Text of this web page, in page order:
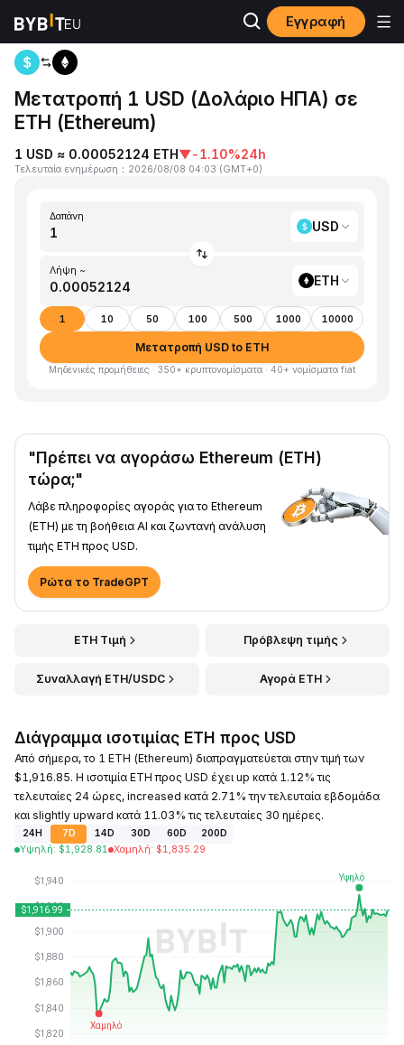
Εγγραφή
Αρχική USD to ETH
Μετατροπή 1 USD (Δολάριο ΗΠΑ) σε
ETH (Ethereum)
1 USD ≈ 0.00052124 ETH▼-1.10%24h
Τελευταία ενημέρωση ： 2026/08/08 04:03 (GMT+0)
Δαπάνη
USD
Λήψη ~
ETH
1 10 50 100 500 1000 10000
Μετατροπή USD to ETH
Μηδενικές προμήθειες · 350+ κρυπτονομίσματα · 40+ νομίσματα fiat
"Πρέπει να αγοράσω Ethereum (ETH)
τώρα;"
Λάβε πληροφορίες αγοράς για το Ethereum
(ETH) με τη βοήθεια AI και ζωντανή ανάλυση
τιμής ETH προς USD.
Ρώτα το TradeGPT
ETH Τιμή Πρόβλεψη τιμής
Συναλλαγή ETH/USDC Αγορά ETH
Διάγραμμα ισοτιμίας ETH προς USD
Από σήμερα, το 1 ETH (Ethereum) διαπραγματεύεται στην τιμή των
$1,916.85. Η ισοτιμία ETH προς USD έχει up κατά 1.12% τις
τελευταίες 24 ώρες, increased κατά 2.71% την τελευταία εβδομάδα
και slightly upward κατά 11.03% τις τελευταίες 30 ημέρες.
24H 7D 14D 30D 60D
200D
Υψηλή: $1,928.81 Χαμηλή: $1,835.29
Τελευταία ενημέρωση στις: 2026-08-08, 04:03 GMT+0